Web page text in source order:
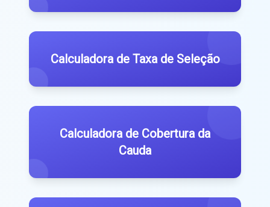
Calculadora de Taxa de Seleção
Calculadora de Cobertura da
Cauda